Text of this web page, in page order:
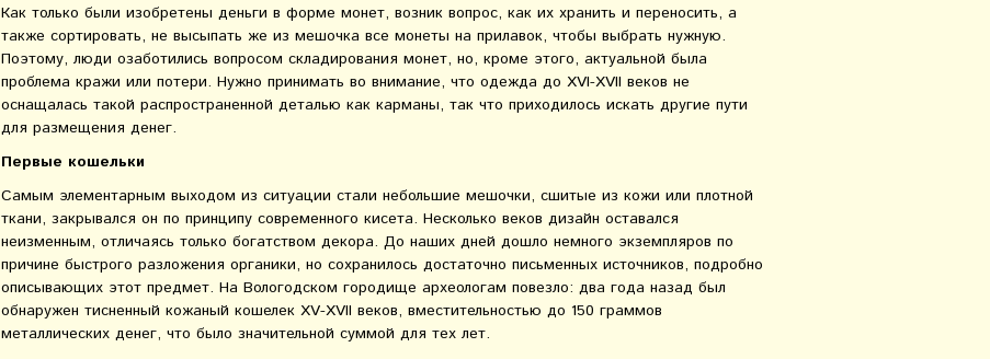
Как только были изобретены деньги в форме монет, возник вопрос, как их хранить и переносить, а
также сортировать, не высыпать же из мешочка все монеты на прилавок, чтобы выбрать нужную.
Поэтому, люди озаботились вопросом складирования монет, но, кроме этого, актуальной была
проблема кражи или потери. Нужно принимать во внимание, что одежда до XVI-XVII веков не
оснащалась такой распространенной деталью как карманы, так что приходилось искать другие пути
для размещения денег.
Первые кошельки
Самым элементарным выходом из ситуации стали небольшие мешочки, сшитые из кожи или плотной
ткани, закрывался он по принципу современного кисета. Несколько веков дизайн оставался
неизменным, отличаясь только богатством декора. До наших дней дошло немного экземпляров по
причине быстрого разложения органики, но сохранилось достаточно письменных источников, подробно
описывающих этот предмет. На Вологодском городище археологам повезло: два года назад был
обнаружен тисненный кожаный кошелек XV-XVII веков, вместительностью до 150 граммов
металлических денег, что было значительной суммой для тех лет.